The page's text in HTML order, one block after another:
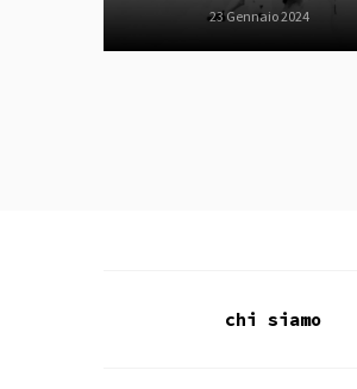
23 Gennaio 2024
chi siamo